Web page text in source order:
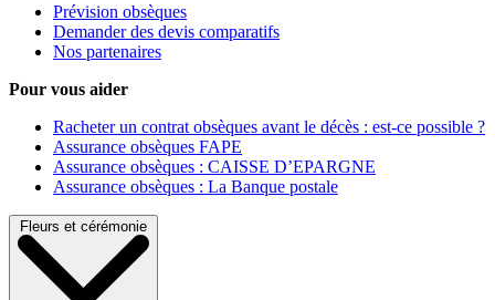
Prévision obsèques
Demander des devis comparatifs
Nos partenaires
Pour vous aider
Racheter un contrat obsèques avant le décès : est-ce possible ?
Assurance obsèques FAPE
Assurance obsèques : CAISSE D’EPARGNE
Assurance obsèques : La Banque postale
Fleurs et cérémonie